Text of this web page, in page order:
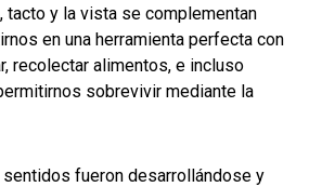
tacto y la vista se complementan
en una herramienta perfecta con
recolectar alimentos, e incluso
sobrevivir mediante la
fueron desarrollándose y